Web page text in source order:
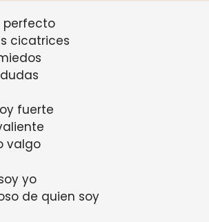
perfecto
cicatrices
fuerte
valgo
yo
de quien soy